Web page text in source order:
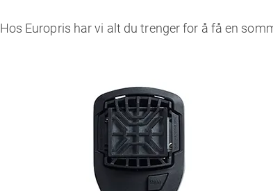
Hos Europris har vi alt du trenger for å få en